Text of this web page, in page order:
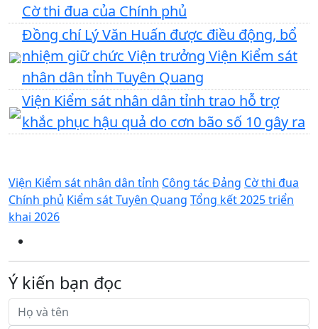
Cờ thi đua của Chính phủ
Đồng chí Lý Văn Huấn được điều động, bổ
nhiệm giữ chức Viện trưởng Viện Kiểm sát
nhân dân tỉnh Tuyên Quang
Viện Kiểm sát nhân dân tỉnh trao hỗ trợ
khắc phục hậu quả do cơn bão số 10 gây ra
Viện Kiểm sát nhân dân tỉnh Công tác Đảng Cờ thi đua
Chính phủ Kiểm sát Tuyên Quang Tổng kết 2025 triển
khai 2026
Ý kiến bạn đọc